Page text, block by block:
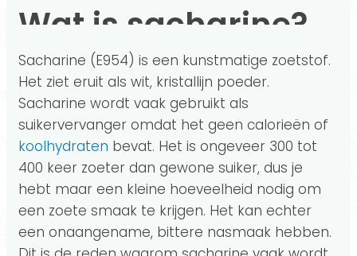
Wat is sacharine?
Sacharine (E954) is een kunstmatige zoetstof.
Het ziet eruit als wit, kristallijn poeder.
Sacharine wordt vaak gebruikt als
suikervervanger omdat het geen calorieën of
koolhydraten bevat. Het is ongeveer 300 tot
400 keer zoeter dan gewone suiker, dus je
hebt maar een kleine hoeveelheid nodig om
een zoete smaak te krijgen. Het kan echter
een onaangename, bittere nasmaak hebben.